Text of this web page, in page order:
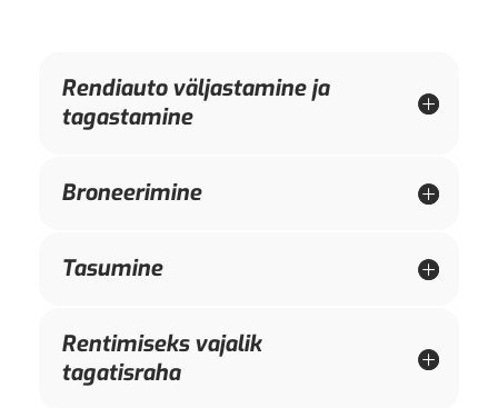
Rendiauto väljastamine ja
tagastamine
Broneerimine
Tasumine
Rentimiseks vajalik
tagatisraha